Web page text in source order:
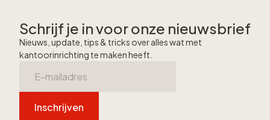
Schrijf je in voor onze nieuwsbrief
Nieuws, update, tips & tricks over alles wat met
kantoorinrichting te maken heeft.
Inschrijven